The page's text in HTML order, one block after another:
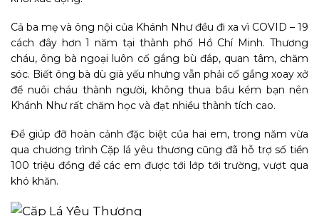
Cả ba mẹ và ông nội của Khánh Như đều đi xa vì COVID – 19
cách đây hơn 1 năm tại thành phố Hồ Chí Minh. Thương
cháu, ông bà ngoại luôn cố gắng bù đắp, quan tâm, chăm
sóc. Biết ông bà dù già yếu nhưng vẫn phải cố gắng xoay xở
để nuôi cháu thành người, không thua bầu kém bạn nên
Khánh Như rất chăm học và đạt nhiều thành tích cao.
Để giúp đỡ hoàn cảnh đặc biệt của hai em, trong năm vừa
qua chương trình Cặp lá yêu thương cũng đã hỗ trợ số tiền
100 triệu đồng để các em được tới lớp tới trường, vượt qua
khó khăn.